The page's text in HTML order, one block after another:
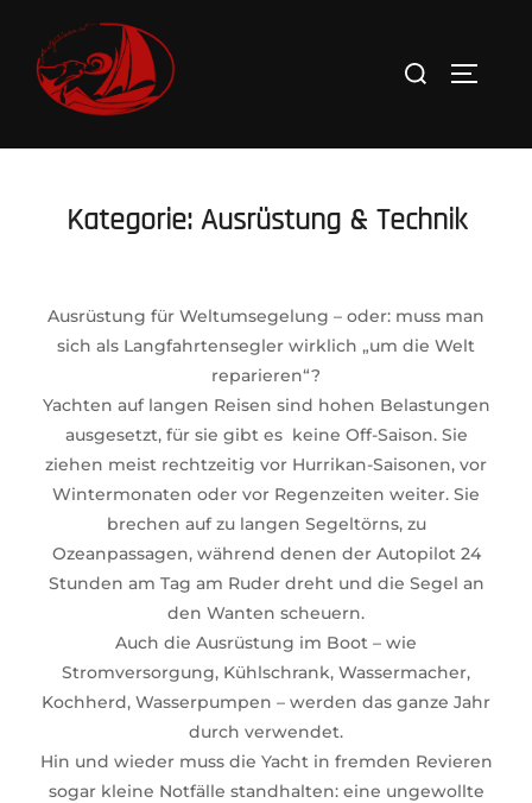
Inhalt
springen
Suchen
Kategorie: Ausrüstung & Technik
Ausrüstung für Weltumsegelung – oder: muss man
sich als Langfahrtensegler wirklich „um die Welt
reparieren“?
Yachten auf langen Reisen sind hohen Belastungen
ausgesetzt, für sie gibt es keine Off-Saison. Sie
ziehen meist rechtzeitig vor Hurrikan-Saisonen, vor
Wintermonaten oder vor Regenzeiten weiter. Sie
brechen auf zu langen Segeltörns, zu
Ozeanpassagen, während denen der Autopilot 24
Stunden am Tag am Ruder dreht und die Segel an
den Wanten scheuern.
Auch die Ausrüstung im Boot – wie
Stromversorgung, Kühlschrank, Wassermacher,
Kochherd, Wasserpumpen – werden das ganze Jahr
durch verwendet.
Hin und wieder muss die Yacht in fremden Revieren
sogar kleine Notfälle standhalten: eine ungewollte